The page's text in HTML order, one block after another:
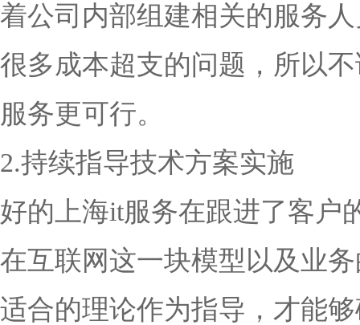
着公司内部组建相关的服务
很多成本超支的问题，所以
服务更可行。
2.持续指导技术方案实施
好的上海it服务在跟进了客户
在互联网这一块模型以及业
适合的理论作为指导，才能